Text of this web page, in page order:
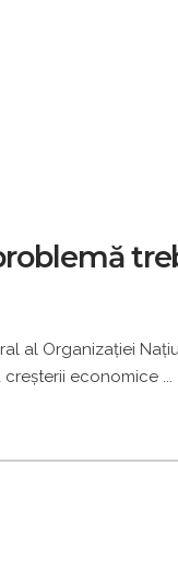
al Organizaţiei
creșterii economice